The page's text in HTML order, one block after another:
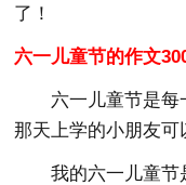
了！
六一儿童节的作文
六一儿童节是
那天上学的小朋友可
我的六一儿童节